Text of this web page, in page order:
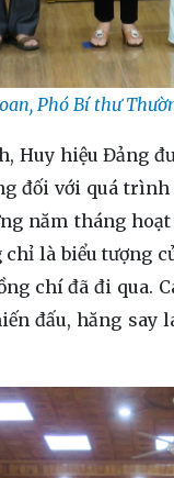
Phó Bí thư
Huy hiệu Đảng
đối với quá
năm tháng
là biểu tượng
chí đã đi qua.
đấu, hăng say